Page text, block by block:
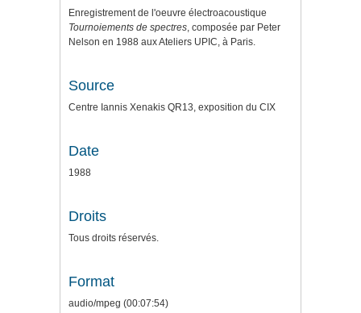
Enregistrement de l'oeuvre électroacoustique
Tournoiements de spectres, composée par Peter
Nelson en 1988 aux Ateliers UPIC, à Paris.
Source
Centre Iannis Xenakis QR13, exposition du CIX
Date
1988
Droits
Tous droits réservés.
Format
audio/mpeg (00:07:54)